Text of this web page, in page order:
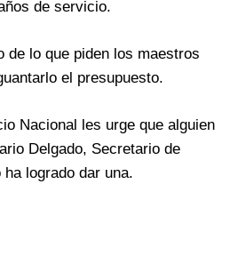
de servicio.
de lo que piden los maestros
el presupuesto.
Nacional les urge que alguien
Delgado, Secretario de
logrado dar una.